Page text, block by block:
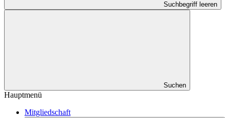
Suchbegriff leeren
Suchen
Hauptmenü
Mitgliedschaft